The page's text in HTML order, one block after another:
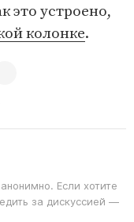
это устроено,
колонке.
Если хотите
за дискуссией —